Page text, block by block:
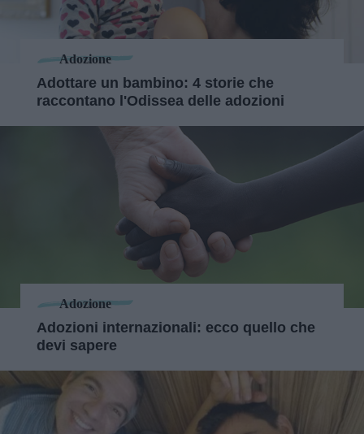
Adozione
Adottare un bambino: 4 storie che
raccontano l'Odissea delle adozioni
Adozione
Adozioni internazionali: ecco quello che
devi sapere